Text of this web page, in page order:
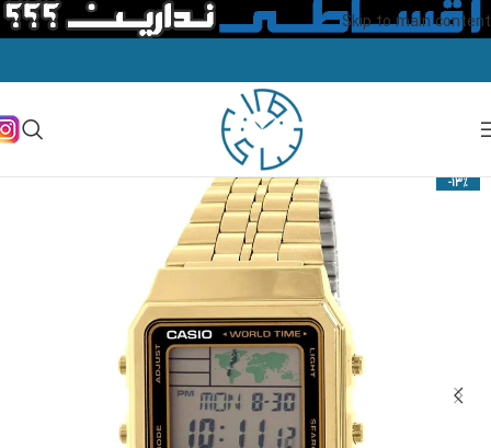
Skip to main content
-13%